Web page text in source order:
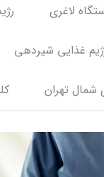
لاغری
غذایی شیردهی
شمال تهران